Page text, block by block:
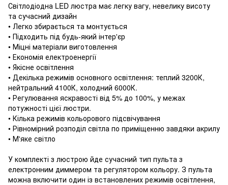
Світлодіодна LED люстра має легку вагу, невелику висоту
та сучасний дизайн
• Легко збирається та монтується
• Підходить під будь-який інтер'єр
• Міцні матеріали виготовлення
• Економія електроенергії
• Якісне освітлення
• Декілька режимів основного освітлення: теплий 3200К,
нейтральний 4100К, холодний 6000К.
• Регулювання яскравості від 5% до 100%, у межах
потужності цієї люстри.
• Кілька режимів кольорового підсвічування
• Рівномірний розподіл світла по приміщенню завдяки акрилу
• М'яке світло
У комплекті з люстрою йде сучасний тип пульта з
електронним диммером та регулятором кольору. З пульта
можна включити один із встановлених режимів освітлення,